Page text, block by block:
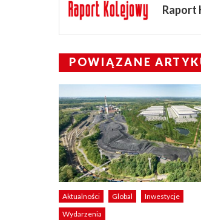
Raport
POWIĄZANE
Aktualności Global
Inwestycje
Wydarzenia